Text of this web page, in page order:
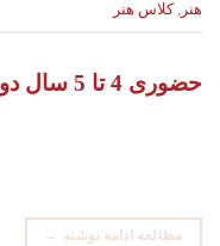
هنر , کلاس هنر
حضوری 4 تا 5 سال دوخت
مطالعه ادامه نوشته →